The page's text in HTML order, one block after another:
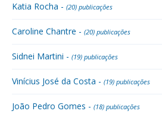
Katia Rocha - (20) publicações
Caroline Chantre - (20) publicações
Sidnei Martini - (19) publicações
Vinícius José da Costa - (19) publicações
João Pedro Gomes - (18) publicações